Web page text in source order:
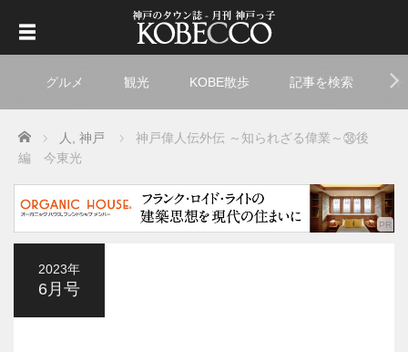
グルメ 観光 KOBE散歩 記事を検索
Home 人 神戸
神戸偉人伝外伝 ～知られざる偉業～㊳後
編 今東光
2023年
6月号